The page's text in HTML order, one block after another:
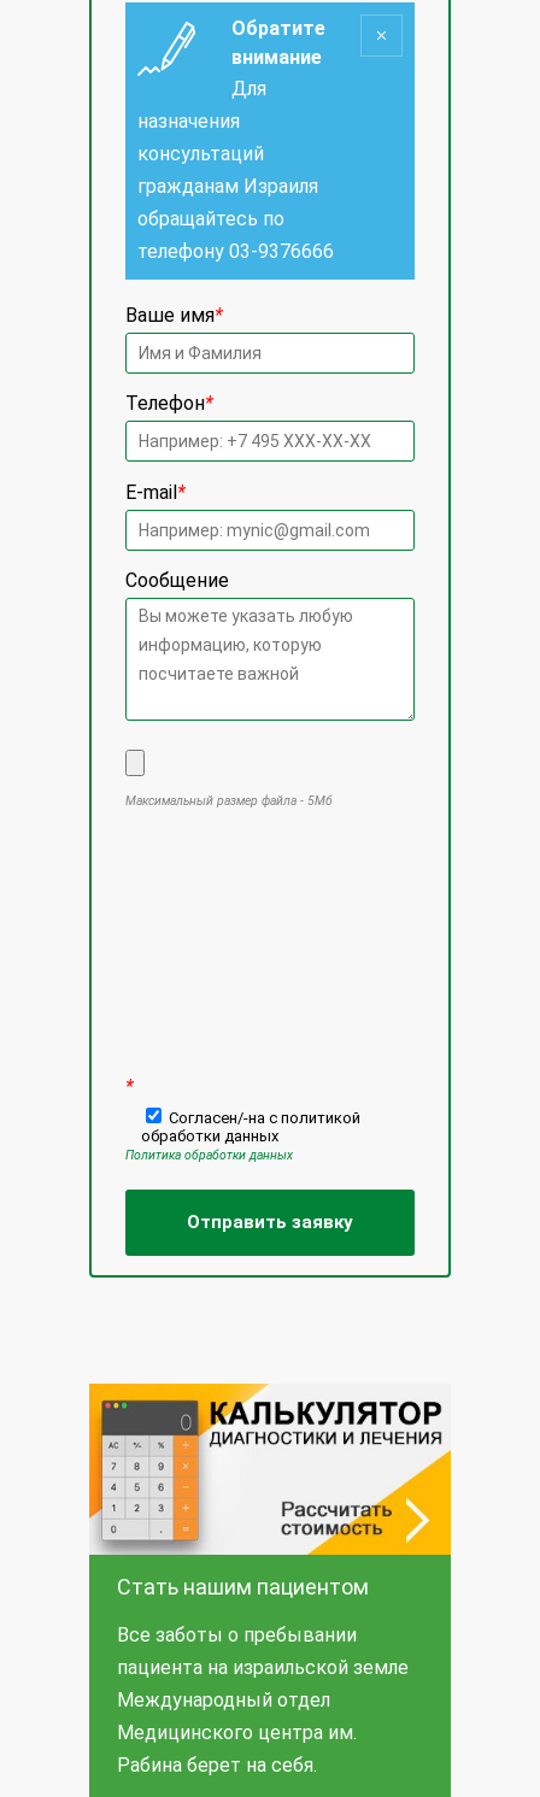
Обратите
внимание
Для
назначения
консультаций
гражданам Израиля
обращайтесь по
телефону 03-9376666
Ваше имя*
Телефон*
E-mail*
Сообщение
Максимальный размер файла - 5Мб
*
Согласен/-на с политикой
обработки данных
Политика обработки данных
Стать нашим пациентом
Все заботы о пребывании
пациента на израильской земле
Международный отдел
Медицинского центра им.
Рабина берет на себя.